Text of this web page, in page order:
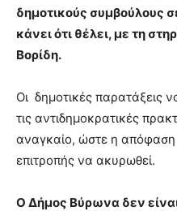
δημοτικούς συμβούλους
κάνει ότι θέλει, με τη
Βορίδη.
Οι δημοτικές παρατάξεις
τις αντιδημοκρατικές
αναγκαίο, ώστε η απόφαση
επιτροπής να ακυρωθεί.
Ο Δήμος Βύρωνα δεν